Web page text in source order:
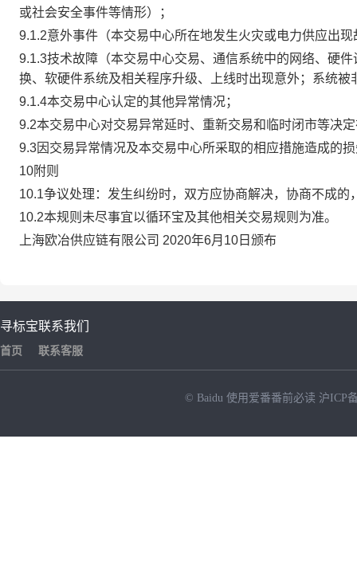
或社会安全事件等情形）；
9.1.2意外事件（本交易中心所在地发生火灾或电力供应出
9.1.3技术故障（本交易中心交易、通信系统中的网络、硬
换、软硬件系统及相关程序升级、上线时出现意外；系统
9.1.4本交易中心认定的其他异常情况；
9.2本交易中心对交易异常延时、重新交易和临时闭市等决
9.3因交易异常情况及本交易中心所采取的相应措施造成的
10附则
10.1争议处理：发生纠纷时，双方应协商解决，协商不成
10.2本规则未尽事宜以循环宝及其他相关交易规则为准。
上海欧冶供应链有限公司 2020年6月10日颁布
寻标宝
首页
联系我们
联系客服
© Baidu 使用爱番番前必读 沪ICP